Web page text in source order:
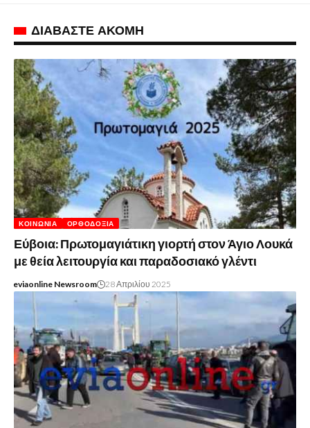
ΔΙΑΒΑΣΤΕ ΑΚΟΜΗ
ΚΟΙΝΩΝΊΑ ΟΡΘΟΔΟΞΊΑ
Εύβοια: Πρωτομαγιάτικη γιορτή στον Άγιο Λουκά
με θεία λειτουργία και παραδοσιακό γλέντι
eviaonline Newsroom 28 Απριλίου 2025